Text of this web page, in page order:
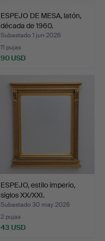
ESPEJO DE MESA, latón,
década de 1960.
Subastado 1 jun 2026
11 pujas
90 USD
ESPEJO, estilo imperio,
siglos XX/XXI.
Subastado 30 may 2026
2 pujas
43 USD